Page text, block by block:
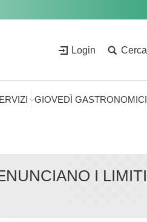
Login Cerca
GIOVEDÌ GASTRONOMICI
I LIMITI